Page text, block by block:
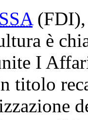
(FDI)
è
I
titolo